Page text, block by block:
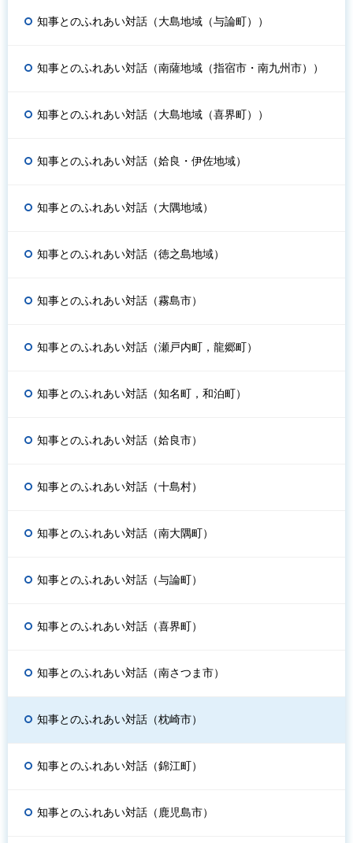
知事とのふれあい対話（大島地域（与論町））
知事とのふれあい対話（南薩地域（指宿市・南九州市））
知事とのふれあい対話（大島地域（喜界町））
知事とのふれあい対話（姶良・伊佐地域）
知事とのふれあい対話（大隅地域）
知事とのふれあい対話（徳之島地域）
知事とのふれあい対話（霧島市）
知事とのふれあい対話（瀬戸内町，龍郷町）
知事とのふれあい対話（知名町，和泊町）
知事とのふれあい対話（姶良市）
知事とのふれあい対話（十島村）
知事とのふれあい対話（南大隅町）
知事とのふれあい対話（与論町）
知事とのふれあい対話（喜界町）
知事とのふれあい対話（南さつま市）
知事とのふれあい対話（枕崎市）
知事とのふれあい対話（錦江町）
知事とのふれあい対話（鹿児島市）